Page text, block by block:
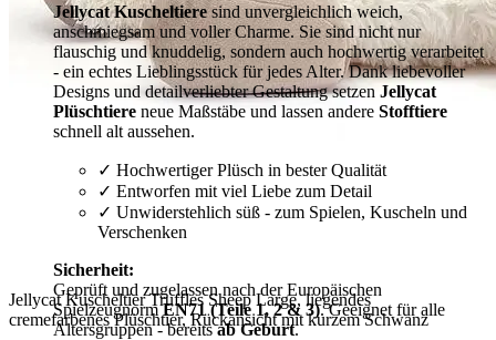
Jellycat Kuscheltier Truffles Sheep Large, liegendes
cremefarbenes Plüschtier, Rückansicht mit kurzem Schwanz
Jellycat Kuscheltieresind unvergleichlich weich,
anschmiegsam und voller Charme. Sie sind nicht nur
flauschig und knuddelig, sondern auch hochwertig verarbeitet
- ein echtes Lieblingsstück für jedes Alter. Dank liebevoller
Designs und detailverliebter Gestaltung setzen Jellycat
Plüschtiere neue Maßstäbe und lassen andere Stofftiere
schnell alt aussehen.
✓ Hochwertiger Plüsch in bester Qualität
✓ Entworfen mit viel Liebe zum Detail
✓ Unwiderstehlich süß - zum Spielen, Kuscheln und
Verschenken
Sicherheit:
Geprüft und zugelassen nach der Europäischen
SpielzeugnormEN71 (Teile 1, 2 & 3). Geeignet für alle
Altersgruppen - bereitsab Geburt.